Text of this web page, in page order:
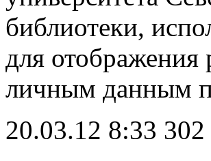
библиотеки,
для
личным данным
20.03.12 8:33 302